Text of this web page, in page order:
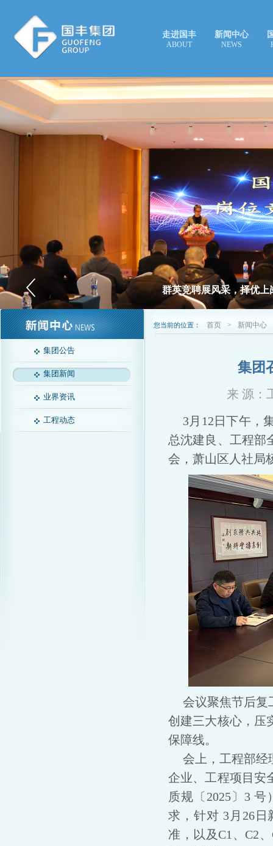
走进国丰
ABOUT
新闻中心
NEWS
群英竞聘展风采，择优
集团公告
集团新闻
业界资讯
工程动态
您当前的位置： 首页 > 新闻中心
集团
来 源：
3月12日下午，
总沈建良、工程部
会，萧山区人社局
会议聚焦节后复
创建三大核心，压
保障线。
会上，工程部经
企业、工程项目安
质规〔2025〕3
求，针对 3月26
准，以及C1、C2